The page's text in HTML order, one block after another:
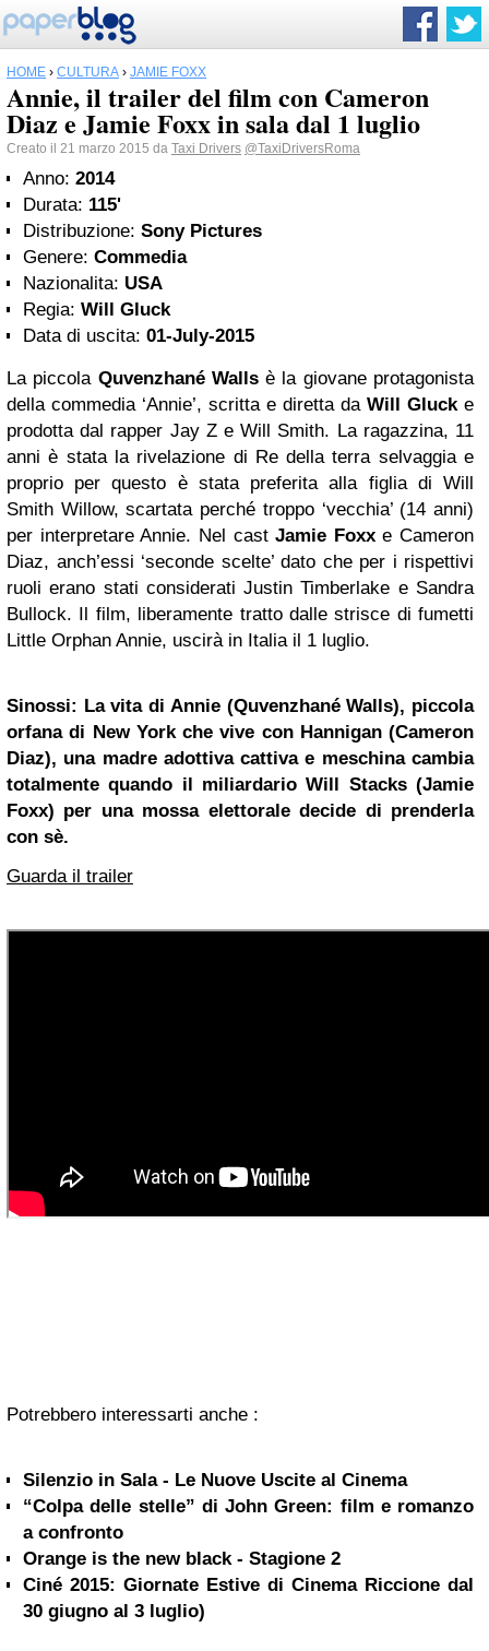
HOME › CULTURA › JAMIE FOXX
Annie, il trailer del film con Cameron
Diaz e Jamie Foxx in sala dal 1 luglio
Creato il 21 marzo 2015 da Taxi Drivers @TaxiDriversRoma
Anno: 2014
Durata: 115'
Distribuzione: Sony Pictures
Genere: Commedia
Nazionalita: USA
Regia: Will Gluck
Data di uscita: 01-July-2015
La piccola Quvenzhané Wallsè la giovane protagonista
della commedia ‘Annie’, scritta e diretta da Will Glucke
prodotta dal rapper Jay Z e Will Smith. La ragazzina, 11
anni è stata la rivelazione di Re della terra selvaggia e
proprio per questo è stata preferita alla figlia di Will
Smith Willow, scartata perché troppo ‘vecchia’ (14 anni)
per interpretare Annie. Nel castJamie Foxxe Cameron
Diaz, anch’essi ‘seconde scelte’ dato che per i rispettivi
ruoli erano stati considerati Justin Timberlake e Sandra
Bullock. Il film, liberamente tratto dalle strisce di fumetti
Little Orphan Annie, uscirà in Italia il 1 luglio.
Sinossi: La vita di Annie (Quvenzhané Walls), piccola
orfana di New York che vive con Hannigan (Cameron
Diaz), una madre adottiva cattiva e meschina cambia
totalmente quando il miliardario Will Stacks (Jamie
Foxx) per una mossa elettorale decide di prenderla
con sè.
Guarda il trailer
Potrebbero interessarti anche :
Silenzio in Sala - Le Nuove Uscite al Cinema
“Colpa delle stelle” di John Green: film e romanzo
a confronto
Orange is the new black - Stagione 2
Ciné 2015: Giornate Estive di Cinema Riccione dal
30 giugno al 3 luglio)